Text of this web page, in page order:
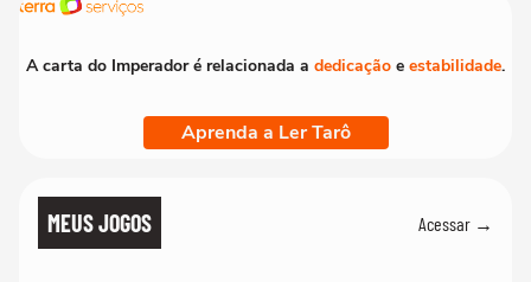
A carta do Imperador é relacionada a dedicação e estabilidade.
Aprenda a Ler Tarô
MEUS JOGOS Acessar →